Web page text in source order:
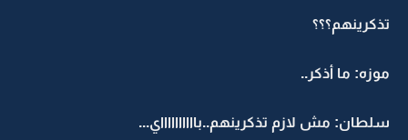
تذكرينهم؟؟؟
موزه: ما أذكر..
سلطان: مش لازم تذكرينهم..بااااااااااي...